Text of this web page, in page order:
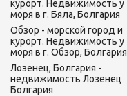
курорт. Недвижимость у
моря в г. Бяла, Болгария
Обзор - морской город и
курорт. Недвижимость у
моря в г. Обзор, Болгария
Лозенец, Болгария -
недвижимость Лозенец
Болгария